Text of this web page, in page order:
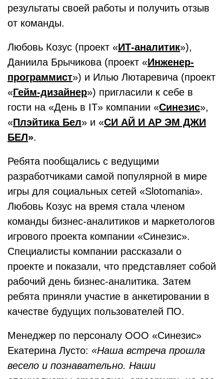
результаты своей работы и получить отзыв
от команды.
Любовь Козус (проект «ИТ-аналитик»),
Даниила Брычикова (проект «Инженер-
программист») и Илью Лютаревича (проект
«Гейм-дизайнер») пригласили к себе в
гости на «День в IT» компании «Синезис»,
«Плэйтика Бел» и «СИ АЙ И АР ЭМ ДЖИ
БЕЛ».
Ребята пообщались с ведущими
разработчиками самой популярной в мире
игры для социальных сетей «Slotomania».
Любовь Козус на время стала членом
команды бизнес-аналитиков и маркетологов
игрового проекта компании «Синезис».
Специалисты компании рассказали о
проекте и показали, что представляет собой
рабочий день бизнес-аналитика. Затем
ребята приняли участие в анкетировании в
качестве будущих пользователей ПО.
Менеджер по персоналу ООО «Синезис»
Екатерина Лусто: «Наша встреча прошла
весело и познавательно. Наши